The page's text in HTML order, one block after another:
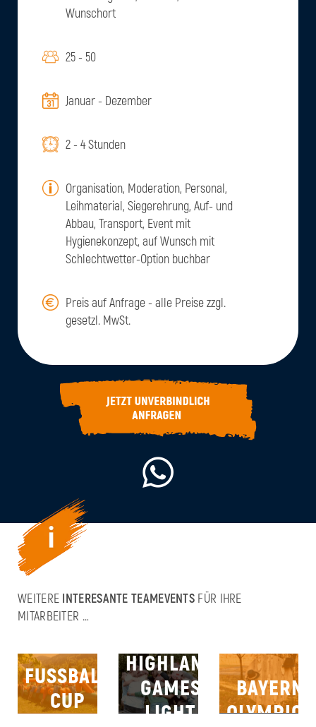
Wunschort
25 - 50
Januar - Dezember
2 - 4 Stunden
Organisation, Moderation, Personal,
Leihmaterial, Siegerehrung, Auf- und
Abbau, Transport, Event mit
Hygienekonzept, auf Wunsch mit
Schlechtwetter-Option buchbar
Preis auf Anfrage - alle Preise zzgl.
gesetzl. MwSt.
WEITERE INTERESANTE TEAMEVENTS FÜR IHRE
MITARBEITER …
FUSSBALL
CUP
HIGHLAND
GAMES
LIGHT
BAYERN
OLYMPICS